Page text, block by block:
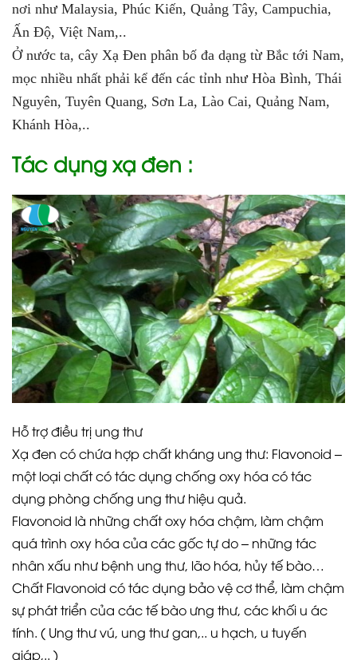
nơi như Malaysia, Phúc Kiến, Quảng Tây, Campuchia,
Ấn Độ, Việt Nam,..
Ở nước ta, cây Xạ Đen phân bố đa dạng từ Bắc tới Nam,
mọc nhiều nhất phải kể đến các tỉnh như Hòa Bình, Thái
Nguyên, Tuyên Quang, Sơn La, Lào Cai, Quảng Nam,
Khánh Hòa,..
Tác dụng xạ đen :
Hỗ trợ điều trị ung thư
Xạ đen có chứa hợp chất kháng ung thư: Flavonoid –
một loại chất có tác dụng chống oxy hóa có tác
dụng phòng chống ung thư hiệu quả.
Flavonoid là những chất oxy hóa chậm, làm chậm
quá trình oxy hóa của các gốc tự do – những tác
nhân xấu như bệnh ung thư, lão hóa, hủy tế bào…
Chất Flavonoid có tác dụng bảo vệ cơ thể, làm chậm
sự phát triển của các tế bào ưng thư, các khối u ác
tính. ( Ung thư vú, ung thư gan,.. u hạch, u tuyến
giáp,.. )